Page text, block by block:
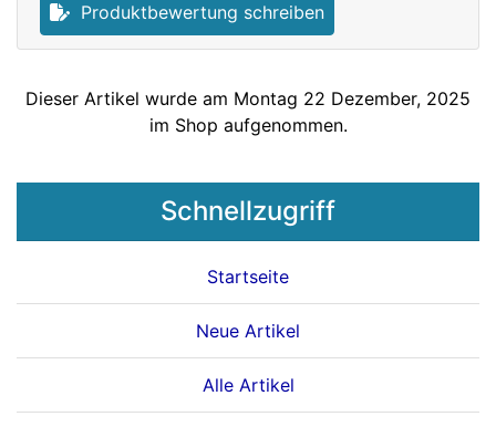
Produktbewertung schreiben
Dieser Artikel wurde am Montag 22 Dezember, 2025
im Shop aufgenommen.
Schnellzugriff
Startseite
Neue Artikel
Alle Artikel